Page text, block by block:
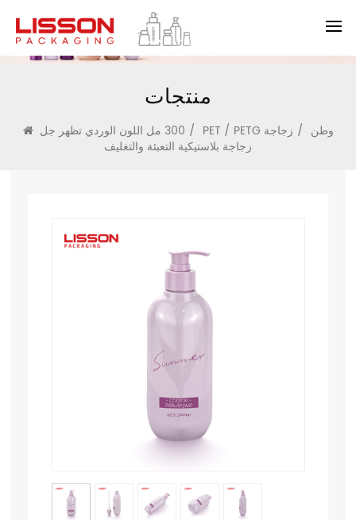
منتجات
وطن / PET / PETG زجاجة /
300 مل اللون الوردي تظهر جل
زجاجة بلاستيكية التعبئة والتغليف